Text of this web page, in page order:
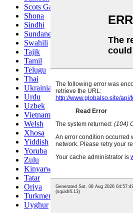
Scots Gaelic
Shona
Sindhi
Sundanese
Swahili
Tajik
Tamil
Telugu
Thai
Ukrainian
Urdu
Uzbek
Vietnamese
Welsh
Xhosa
Yiddish
Yoruba
Zulu
Kinyarwanda
Tatar
Oriya
Turkmen
Uyghur